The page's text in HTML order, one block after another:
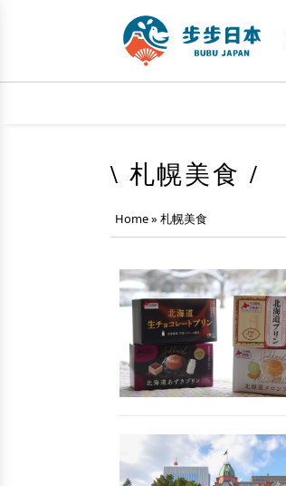
\ 札幌美食 /
Home» 札幌美食